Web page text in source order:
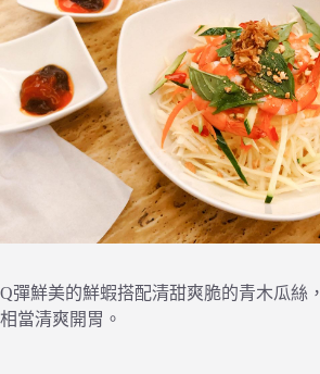
Q彈鮮美的鮮蝦搭配清甜爽脆的青木瓜絲，
相當清爽開胃。